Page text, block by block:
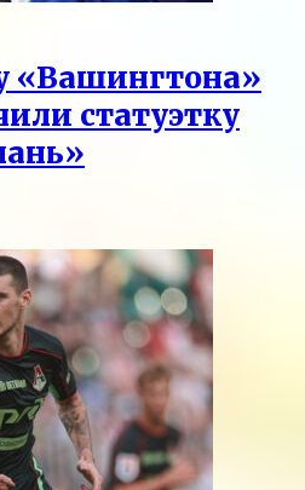
статуэтку